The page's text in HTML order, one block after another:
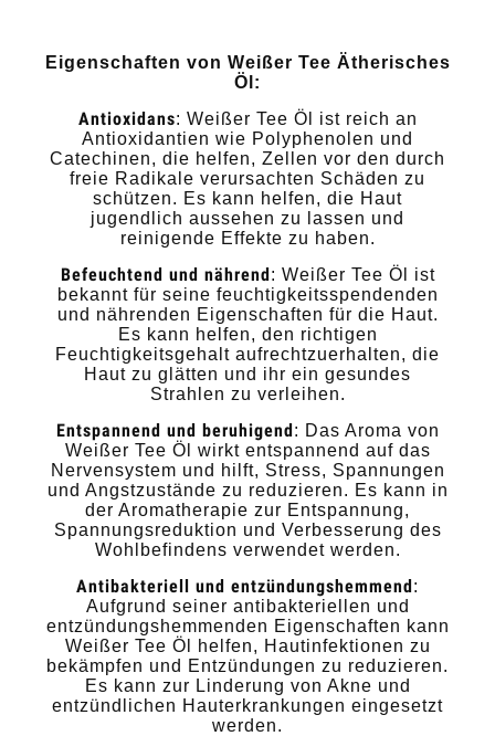
Eigenschaften von Weißer Tee Ätherisches
Öl:
Antioxidans: Weißer Tee Öl ist reich an
Antioxidantien wie Polyphenolen und
Catechinen, die helfen, Zellen vor den durch
freie Radikale verursachten Schäden zu
schützen. Es kann helfen, die Haut
jugendlich aussehen zu lassen und
reinigende Effekte zu haben.
Befeuchtend und nährend: Weißer Tee Öl ist
bekannt für seine feuchtigkeitsspendenden
und nährenden Eigenschaften für die Haut.
Es kann helfen, den richtigen
Feuchtigkeitsgehalt aufrechtzuerhalten, die
Haut zu glätten und ihr ein gesundes
Strahlen zu verleihen.
Entspannend und beruhigend: Das Aroma von
Weißer Tee Öl wirkt entspannend auf das
Nervensystem und hilft, Stress, Spannungen
und Angstzustände zu reduzieren. Es kann in
der Aromatherapie zur Entspannung,
Spannungsreduktion und Verbesserung des
Wohlbefindens verwendet werden.
Antibakteriell und entzündungshemmend:
Aufgrund seiner antibakteriellen und
entzündungshemmenden Eigenschaften kann
Weißer Tee Öl helfen, Hautinfektionen zu
bekämpfen und Entzündungen zu reduzieren.
Es kann zur Linderung von Akne und
entzündlichen Hauterkrankungen eingesetzt
werden.